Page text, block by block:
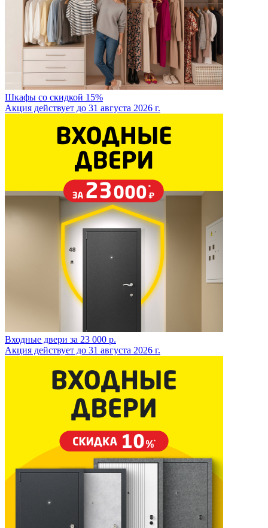
Шкафы со скидкой 15%
Акция действует до 31 августа 2026 г.
Входные двери за 23 000 р.
Акция действует до 31 августа 2026 г.